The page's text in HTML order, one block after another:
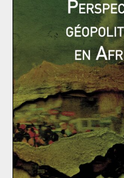
Par son intégration et sa
nucléaire et sa présence
monde, Rosatom s’impose
nucléaire à l’échelle
est plus qu’une simple
armé, géopolitique et
de pénétrer les marchés
durablement et de bâtir un
faveur du Kremlin entre les
Décolonisations asiatiques :
paix, mais des guerres